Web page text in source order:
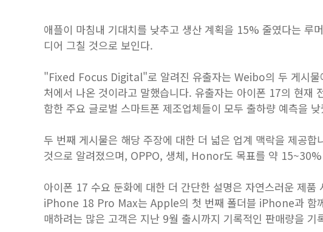
애플이 마침내 기대치를 낮추고 생산 계획을 15% 줄였다는 루
디어 그칠 것으로 보인다.
"Fixed Focus Digital"로 알려진 유출자는 Weibo의 두 게시물
처에서 나온 것이라고 말했습니다. 유출자는 아이폰 17의 현재
함한 주요 글로벌 스마트폰 제조업체들이 모두 출하량 예측을
두 번째 게시물은 해당 주장에 대한 더 넓은 업계 맥락을 제공
것으로 알려졌으며, OPPO, 생체, Honor도 목표를 약
아이폰 17 수요 둔화에 대한 더 간단한 설명은 자연스러운 제
‌iPhone 18 Pro‌ Max는 Apple의 첫 번째 폴더블 iPhone과 함
매하려는 많은 고객은 지난 9월 출시까지 기록적인 판매량을